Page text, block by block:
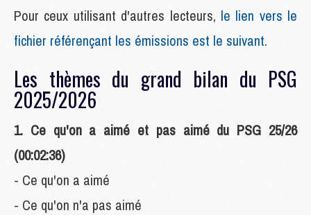
Pour ceux utilisant d'autres lecteurs, le lien vers le
fichier référençant les émissions est le suivant.
Les thèmes du grand bilan du PSG
2025/2026
1. Ce qu'on a aimé et pas aimé du PSG 25/26
(00:02:36)
- Ce qu'on a aimé
- Ce qu'on n'a pas aimé